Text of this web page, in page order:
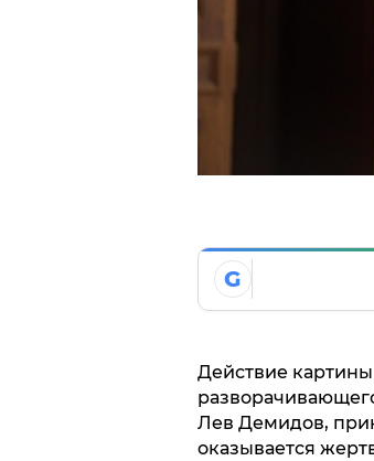
G
Действие картины
Лев Демидов,
оказывается